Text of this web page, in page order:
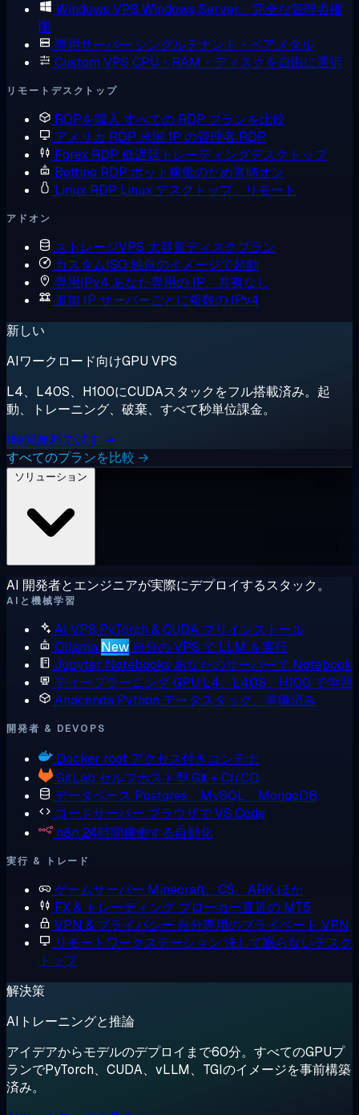
Windows VPS Windows Server、完全な管理者権
限
専用サーバー シングルテナント・ベアメタル
Custom VPS CPU・RAM・ディスクを自由に選択
リモートデスクトップ
RDPを購入 すべての RDP プランを比較
アメリカ RDP 米国 IP の管理者 RDP
Forex RDP 低遅延トレーディングデスクトップ
Botting RDP ボット稼働のため常時オン
Linux RDP Linux デスクトップ、リモート
アドオン
ストレージVPS 大容量ディスクプラン
カスタムISO 独自のイメージで起動
専用IPv4 あなた専用の IP、共有なし
追加 IP サーバーごとに複数の IPv4
新しい
AIワークロード向けGPU VPS
L4、L40S、H100にCUDAスタックをフル搭載済み。起
動、トレーニング、破棄、すべて秒単位課金。
1時間無料で試す →
すべてのプランを比較 →
AI 開発者とエンジニアが実際にデプロイするスタック。
AIと機械学習
AI VPS PyTorch & CUDA プリインストール
Ollama New 自分の VPS で LLM を実行
Jupyter Notebooks あなたのサーバーで Notebook
ディープラーニング GPU L4、L40S、H100 で学習
Anaconda Python データスタック、準備済み
開発者 & DEVOPS
Docker root アクセス付きコンテナ
GitLab セルフホスト型 Git + CI/CD
データベース Postgres、MySQL、MongoDB
コードサーバー ブラウザで VS Code
n8n 24時間稼働する自動化
実行 & トレード
ゲームサーバー Minecraft、CS、ARK ほか
FX & トレーディング ブローカー直近の MT5
VPN & プライバシー 自分専用のプライベート VPN
リモートワークステーション 決して眠らないデスク
トップ
解決策
AIトレーニングと推論
アイデアからモデルのデプロイまで60分。すべてのGPUプ
ランでPyTorch、CUDA、vLLM、TGIのイメージを事前構築
済み。